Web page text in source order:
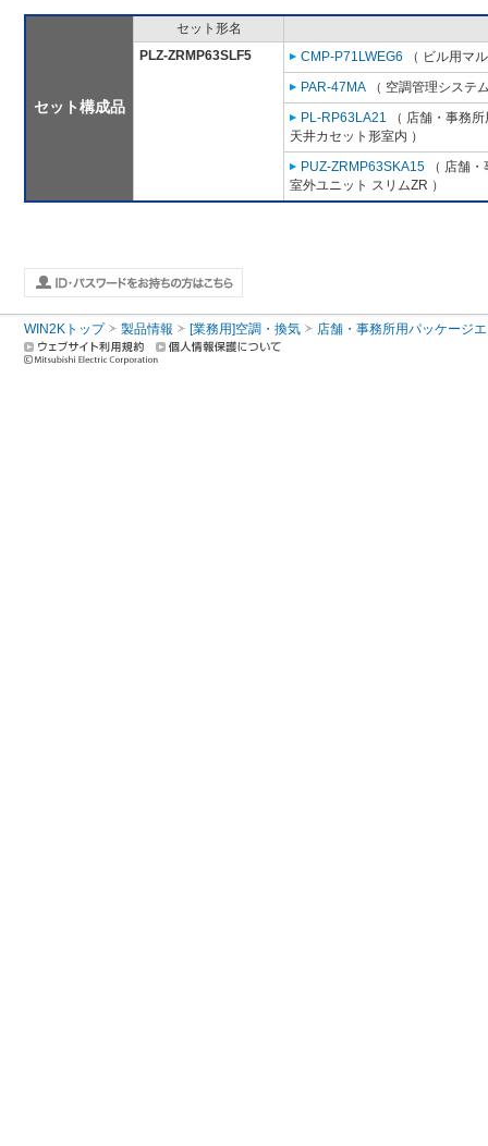
セット構成品
セット形名
PLZ-ZRMP63SLF5
CMP-P71LWEG6 （ ビル用マ
PAR-47MA （ 空調管理システ
PL-RP63LA21 （ 店舗・事務
天井カセット形室内 ）
PUZ-ZRMP63SKA15 （ 店舗
室外ユニット スリムZR ）
WIN2Kトップ 製品情報 [業務用]空調・換気 店舗・事務所用パッケージ